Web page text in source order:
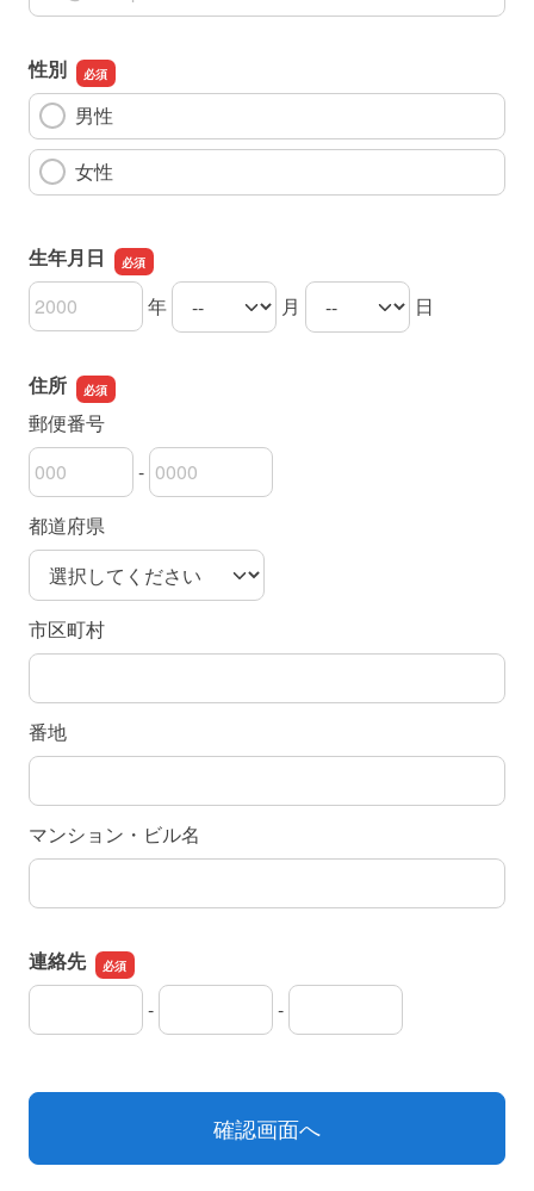
性別
男性
女性
生年月日
生年月日の年 年
生年月日の月 月
生年月日の日 日
住所
郵便番号
郵便番号の上3桁
-
郵便番号の下4桁
都道府県
市区町村
番地
マンション・ビル名
連絡先
連絡先の市外局番
-
連絡先の市内局番 -
連絡先の加入者番号